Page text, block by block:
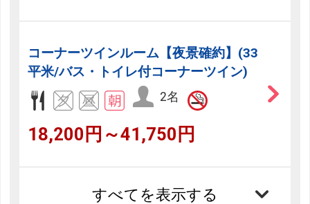
コーナーツインルーム【夜景確約】(33
平米/バス・トイレ付コーナーツイン)
2名
18,200円～41,750円
すべてを表示する